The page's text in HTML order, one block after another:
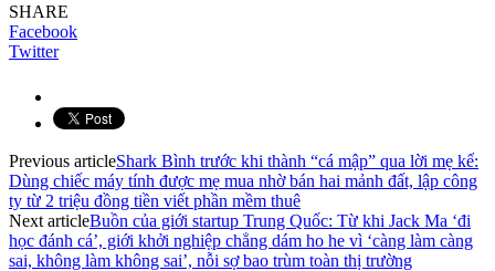
SHARE
Facebook
Twitter
Previous articleShark Bình trước khi thành “cá mập” qua lời mẹ kể:
Dùng chiếc máy tính được mẹ mua nhờ bán hai mảnh đất, lập công
ty từ 2 triệu đồng tiền viết phần mềm thuê
Next articleBuồn của giới startup Trung Quốc: Từ khi Jack Ma ‘đi
học đánh cá’, giới khởi nghiệp chẳng dám ho he vì ‘càng làm càng
sai, không làm không sai’, nỗi sợ bao trùm toàn thị trường